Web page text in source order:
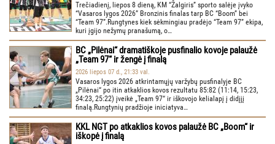
Trečiadienį, liepos 8 dieną, KM “Žalgiris” sporto salėje įvyko
“Vasaros lygos 2026” Bronzinis finalas tarp BC “Boom” bei
“Team 97”.Rungtynes kiek sėkmingiau pradėjo “Team 97” ekipa,
kuri įgijo nežymų pranašumą, o…
BC „Pilėnai“ dramatiškoje pusfinalio kovoje palaužė
„Team 97“ ir žengė į finalą
2026 liepos 07 d., 21:33 val.
Vasaros lygos 2026 atkrintamųjų varžybų pusfinalyje BC
„Pilėnai“ po itin atkaklios kovos rezultatu 85:82 (11:14, 15:23,
34:23, 25:22) įveikė „Team 97“ ir iškovojo kelialapį į didįjį
finalą.Rungtynių pradžioje iniciatyva…
KKL NGT po atkaklios kovos palaužė BC „Boom“ ir
iškopė į finalą